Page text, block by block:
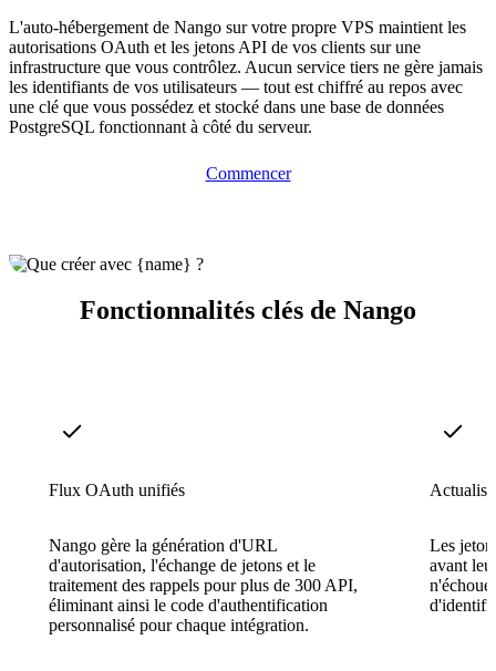
L'auto-hébergement de Nango sur votre propre VPS maintient les
autorisations OAuth et les jetons API de vos clients sur une
infrastructure que vous contrôlez. Aucun service tiers ne gère jamais
les identifiants de vos utilisateurs — tout est chiffré au repos avec
une clé que vous possédez et stocké dans une base de données
PostgreSQL fonctionnant à côté du serveur.
Commencer
Fonctionnalités clés de Nango
Flux OAuth unifiés
Nango gère la génération d'URL
d'autorisation, l'échange de jetons et le
traitement des rappels pour plus de 300 API,
éliminant ainsi le code d'authentification
personnalisé pour chaque intégration.
Les
avant